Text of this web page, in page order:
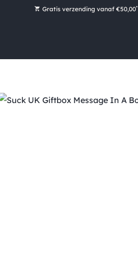
Gratis verzending vanaf €50,00*